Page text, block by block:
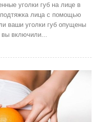
уголки губ на лице в
лица с помощью
ваши уголки губ опущены
включили...